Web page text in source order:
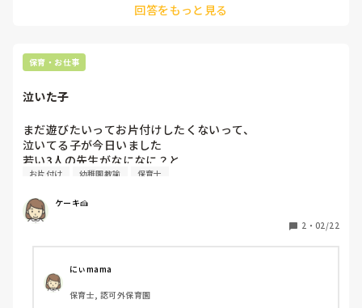
経験ももっと大事です✨
うしたら子供達がやりたくなるかな？と考え行動するのも一つ
ではないでしょうか？☺️
回答をもっと見る
保育・お仕事
泣いた子
まだ遊びたいってお片付けしたくないって、
泣いてる子が今日いました
若い3人の先生がなになに？と
みにきて、、
心配してきてくれるのはわかるけど、、
お片付け 幼稚園教諭 保育士
ケーキ🍰
2 ・ 02/22
にぃmama
保育士, 認可外保育園